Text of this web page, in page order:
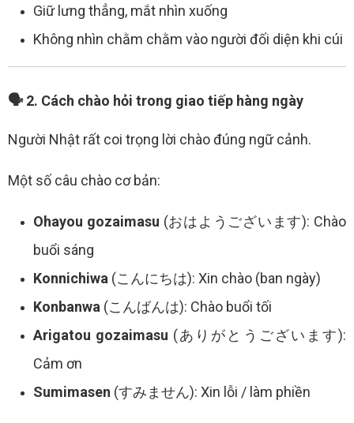
Giữ lưng thẳng, mắt nhìn xuống
Không nhìn chằm chằm vào người đối diện khi cúi
🗣️ 2. Cách chào hỏi trong giao tiếp hàng ngày
Người Nhật rất coi trọng lời chào đúng ngữ cảnh.
Một số câu chào cơ bản:
Ohayou gozaimasu (おはようございます): Chào
buổi sáng
Konnichiwa (こんにちは): Xin chào (ban ngày)
Konbanwa (こんばんは): Chào buổi tối
Arigatou gozaimasu (ありがとうございます):
Cảm ơn
Sumimasen (すみません): Xin lỗi / làm phiền